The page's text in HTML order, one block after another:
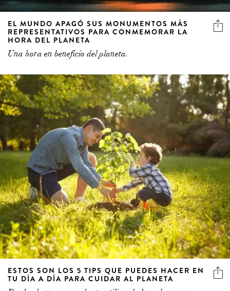
EL MUNDO APAGÓ SUS MONUMENTOS MÁS
REPRESENTATIVOS PARA CONMEMORAR LA
HORA DEL PLANETA
Una hora en beneficio del planeta.
ESTOS SON LOS 5 TIPS QUE PUEDES HACER EN
TU DÍA A DÍA PARA CUIDAR AL PLANETA